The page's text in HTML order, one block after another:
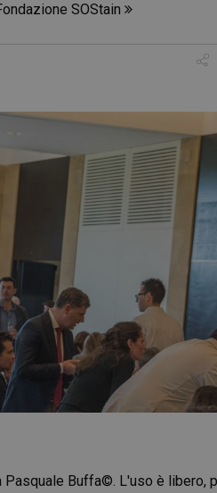
SOStain
Pasquale Buffa©. L'uso è libero,